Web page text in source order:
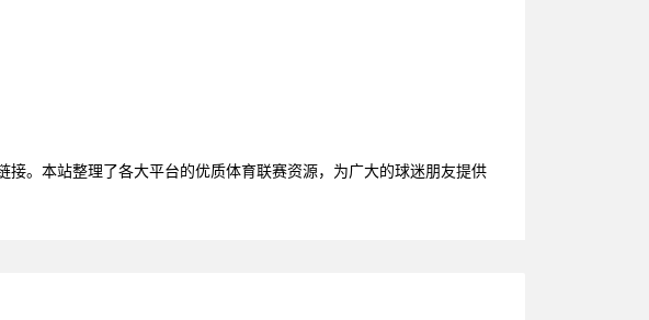
。本站整理了各大平台的优质体育联赛资源，为广大的球迷朋友提供